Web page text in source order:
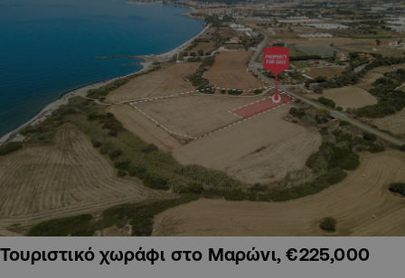
Τουριστικό χωράφι στο Μαρώνι, €225,000